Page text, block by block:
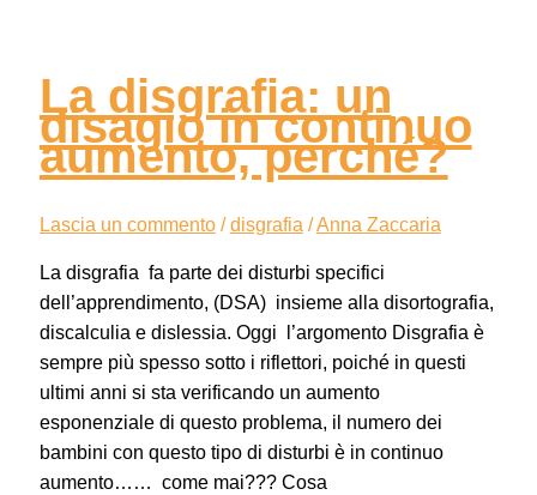
La disgrafia: un
disagio in continuo
aumento, perché?
Lascia un commento /disgrafia /Anna Zaccaria
La disgrafia fa parte dei disturbi specifici
dell’apprendimento, (DSA) insieme alla disortografia,
discalculia e dislessia. Oggi l’argomento Disgrafia è
sempre più spesso sotto i riflettori, poiché in questi
ultimi anni si sta verificando un aumento
esponenziale di questo problema, il numero dei
bambini con questo tipo di disturbi è in continuo
aumento…… come mai??? Cosa